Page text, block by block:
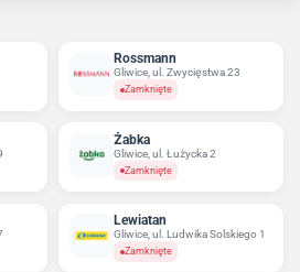
Rossmann
Gliwice, ul. Zwycięstwa 23
Zamknięte
Żabka
Gliwice, ul. Łużycka 2
Zamknięte
Lewiatan
Gliwice, ul. Ludwika Solskiego 1
Zamknięte